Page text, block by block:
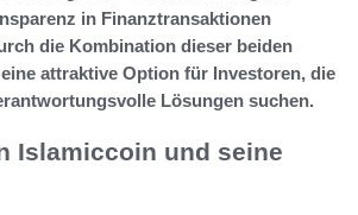
in Finanztransaktionen
die Kombination dieser beiden
attraktive Option für Investoren, die
Lösungen suchen.
Islamiccoin und seine